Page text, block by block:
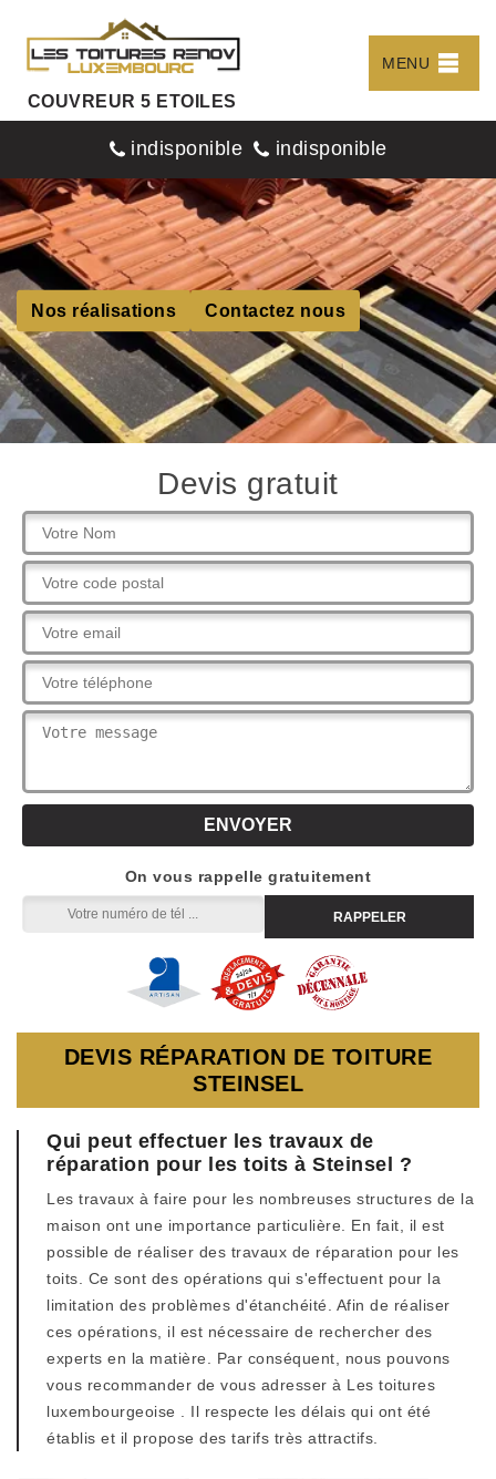
COUVREUR 5 ETOILES
MENU
indisponible indisponible
Nos réalisations Contactez nous
Devis gratuit
On vous rappelle gratuitement
DEVIS RÉPARATION DE TOITURE
STEINSEL
Qui peut effectuer les travaux de
réparation pour les toits à Steinsel ?
Les travaux à faire pour les nombreuses structures de la
maison ont une importance particulière. En fait, il est
possible de réaliser des travaux de réparation pour les
toits. Ce sont des opérations qui s'effectuent pour la
limitation des problèmes d'étanchéité. Afin de réaliser
ces opérations, il est nécessaire de rechercher des
experts en la matière. Par conséquent, nous pouvons
vous recommander de vous adresser à Les toitures
luxembourgeoise . Il respecte les délais qui ont été
établis et il propose des tarifs très attractifs.